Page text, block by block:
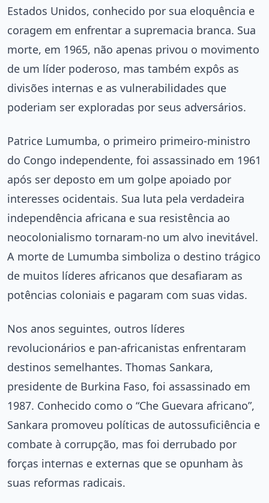
Estados Unidos, conhecido por sua eloquência e
coragem em enfrentar a supremacia branca. Sua
morte, em 1965, não apenas privou o movimento
de um líder poderoso, mas também expôs as
divisões internas e as vulnerabilidades que
poderiam ser exploradas por seus adversários.
Patrice Lumumba, o primeiro primeiro-ministro
do Congo independente, foi assassinado em 1961
após ser deposto em um golpe apoiado por
interesses ocidentais. Sua luta pela verdadeira
independência africana e sua resistência ao
neocolonialismo tornaram-no um alvo inevitável.
A morte de Lumumba simboliza o destino trágico
de muitos líderes africanos que desafiaram as
potências coloniais e pagaram com suas vidas.
Nos anos seguintes, outros líderes
revolucionários e pan-africanistas enfrentaram
destinos semelhantes. Thomas Sankara,
presidente de Burkina Faso, foi assassinado em
1987. Conhecido como o “Che Guevara africano”,
Sankara promoveu políticas de autossuficiência e
combate à corrupção, mas foi derrubado por
forças internas e externas que se opunham às
suas reformas radicais.